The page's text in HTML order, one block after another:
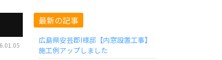
最新の記事
広島県安芸郡I様邸【内窓設置工事】
施工例アップしました